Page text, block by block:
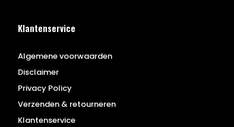
Klantenservice
Algemene voorwaarden
Disclaimer
Privacy Policy
Verzenden & retourneren
Klantenservice